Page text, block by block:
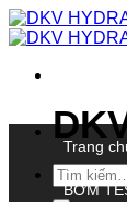
Chuyển
đến
dung
Tìm
kiếm:
Trang
BƠM